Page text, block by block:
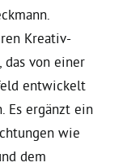
Kreativ-
das von einer
entwickelt
Es ergänzt ein
wie
dem